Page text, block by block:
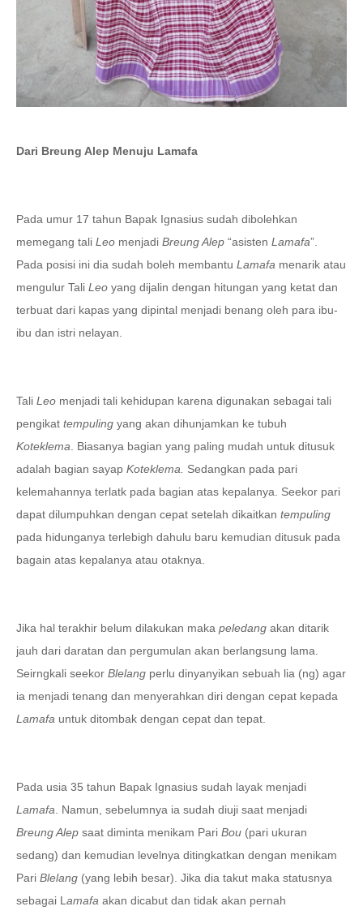
Dari Breung Alep Menuju Lamafa
Pada umur 17 tahun Bapak Ignasius sudah dibolehkan
memegang tali Leo menjadi Breung Alep “asisten Lamafa”.
Pada posisi ini dia sudah boleh membantu Lamafa menarik atau
mengulur Tali Leo yang dijalin dengan hitungan yang ketat dan
terbuat dari kapas yang dipintal menjadi benang oleh para ibu-
ibu dan istri nelayan.
Tali Leo menjadi tali kehidupan karena digunakan sebagai tali
pengikat tempuling yang akan dihunjamkan ke tubuh
Koteklema . Biasanya bagian yang paling mudah untuk ditusuk
adalah bagian sayap Koteklema.
Sedangkan pada pari
kelemahannya terlatk pada bagian atas kepalanya. Seekor pari
dapat dilumpuhkan dengan cepat setelah dikaitkan tempuling
pada hidunganya terlebigh dahulu baru kemudian ditusuk pada
bagain atas kepalanya atau otaknya.
Jika hal terakhir belum dilakukan maka peledang akan ditarik
jauh dari daratan dan pergumulan akan berlangsung lama.
Seirngkali seekor Blelang perlu dinyanyikan sebuah lia (ng) agar
ia menjadi tenang dan menyerahkan diri dengan cepat kepada
Lamafa untuk ditombak dengan cepat dan tepat.
Pada usia 35 tahun Bapak Ignasius sudah layak menjadi
Lamafa . Namun, sebelumnya ia sudah diuji saat menjadi
Breung Alep saat diminta menikam Pari Bou (pari ukuran
sedang) dan kemudian levelnya ditingkatkan dengan menikam
Pari Blelang (yang lebih besar). Jika dia takut maka statusnya
sebagai L amafa akan dicabut dan tidak akan pernah